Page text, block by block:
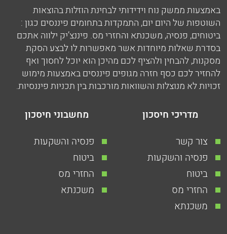
באמצעות ממשק נוח וידידותי לבחינת הוזלות בהוצאות
השוטפות של היום יום, התמקדות בתחומים פיננסים כגון :
ביטוחים, פנסיה, משכנתא והחזרי מס. פיננצ’יק ילווה אתכם
בסדרת שאלות מיוחדות אשר מאפשרות לו לבצע הסקת
מסקנות, להבחין ולהציף לכם מהיכן הוא יוכל לחסוך ואף
להחזיר לכם כסף חזרה מגופים פיננסים באמצעות מימוש
זכויות לא מנוצלות והשוואות מורכבות בין תכניות פיננסיות.
מדריכי חיסכון
צור קשר
פנסיה והשקעות
ביטוח
החזרי מס
משכנתא
מחשבוני חיסכון
פנסיה והשקעות
ביטוח
החזרי מס
משכנתא